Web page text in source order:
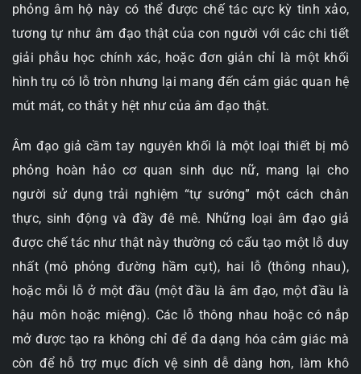
phỏng âm hộ này có thể được chế tác cực kỳ tinh xảo,
tương tự như âm đạo thật của con người với các chi tiết
giải phẫu học chính xác, hoặc đơn giản chỉ là một khối
hình trụ có lỗ tròn nhưng lại mang đến cảm giác quan hệ
mút mát, co thắt y hệt như của âm đạo thật.
Âm đạo giả cầm tay nguyên khối là một loại thiết bị mô
phỏng hoàn hảo cơ quan sinh dục nữ, mang lại cho
người sử dụng trải nghiệm “tự sướng” một cách chân
thực, sinh động và đầy đê mê. Những loại âm đạo giả
được chế tác như thật này thường có cấu tạo một lỗ duy
nhất (mô phỏng đường hầm cụt), hai lỗ (thông nhau),
hoặc mỗi lỗ ở một đầu (một đầu là âm đạo, một đầu là
hậu môn hoặc miệng). Các lỗ thông nhau hoặc có nắp
mở được tạo ra không chỉ để đa dạng hóa cảm giác mà
còn để hỗ trợ mục đích vệ sinh dễ dàng hơn, làm khô